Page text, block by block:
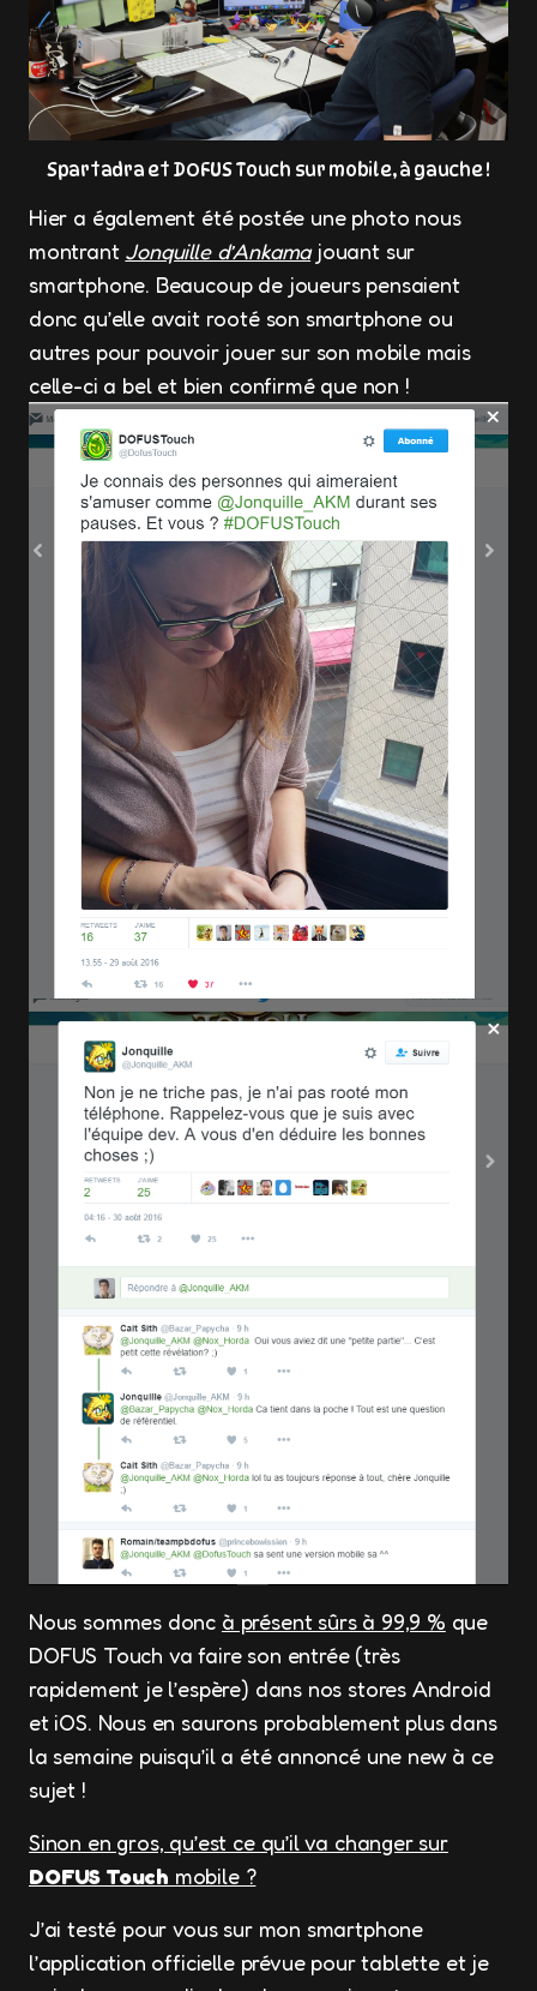
Spartadra et DOFUS Touch sur mobile, à gauche !
Hier a également été postée une photo nous
montrant Jonquille d’Ankamajouant sur
smartphone. Beaucoup de joueurs pensaient
donc qu’elle avait rooté son smartphone ou
autres pour pouvoir jouer sur son mobile mais
celle-ci a bel et bien confirmé que non !
Nous sommes donc à présent sûrs à 99,9 % que
DOFUS Touch va faire son entrée (très
rapidement je l’espère) dans nos stores Android
et iOS. Nous en saurons probablement plus dans
la semaine puisqu’il a été annoncé une new à ce
sujet !
Sinon en gros, qu’est ce qu’il va changer sur
DOFUS Touch mobile ?
J’ai testé pour vous sur mon smartphone
l’application officielle prévue pour tablette et je